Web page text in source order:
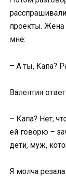
проекты. Жена
мне:
– А ты, Капа?
Валентин
– Капа? Нет,
ей говорю –
дети, муж,
Я молча